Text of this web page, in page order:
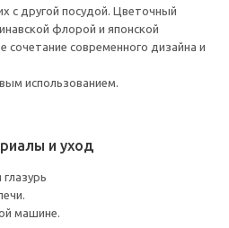
с другой посудой. Цветочный
флорой и японской
сочетание современного дизайна и
использованием.
и уход
машине.